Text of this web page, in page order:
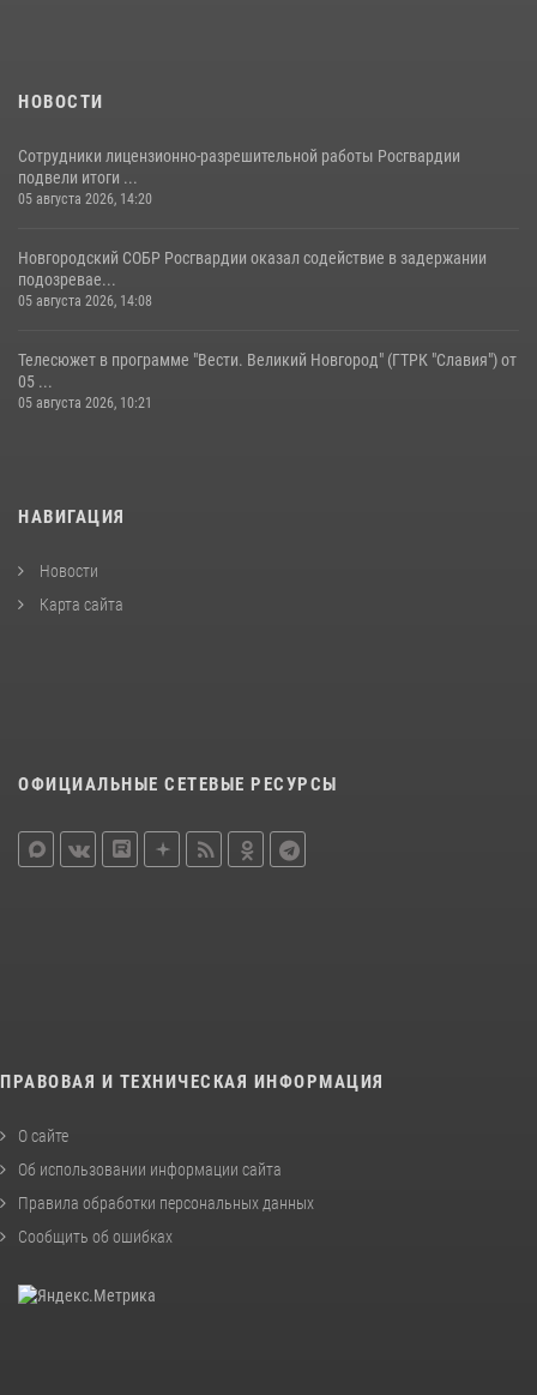
НОВОСТИ
Сотрудники лицензионно-разрешительной работы Росгвардии
подвели итоги ...
05 августа 2026, 14:20
Новгородский СОБР Росгвардии оказал содействие в задержании
подозревае...
05 августа 2026, 14:08
Телесюжет в программе "Вести. Великий Новгород" (ГТРК "Славия") от
05 ...
05 августа 2026, 10:21
НАВИГАЦИЯ
Новости
Карта сайта
ОФИЦИАЛЬНЫЕ СЕТЕВЫЕ РЕСУРСЫ
ПРАВОВАЯ И ТЕХНИЧЕСКАЯ ИНФОРМАЦИЯ
О сайте
Об использовании информации сайта
Правила обработки персональных данных
Сообщить об ошибках